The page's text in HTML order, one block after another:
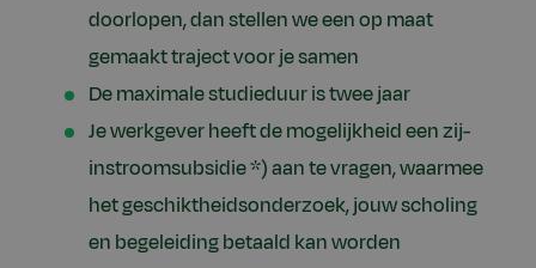
doorlopen, dan stellen we een op maat
gemaakt traject voor je samen
De maximale studieduur is twee jaar
Je werkgever heeft de mogelijkheid een zij-
instroomsubsidie *) aan te vragen, waarmee
het geschiktheidsonderzoek, jouw scholing
en begeleiding betaald kan worden